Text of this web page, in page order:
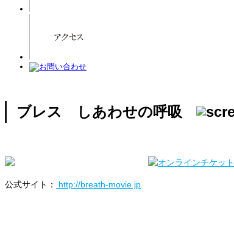
ブレス しあわせの呼吸
公式サイト： http://breath-movie.jp